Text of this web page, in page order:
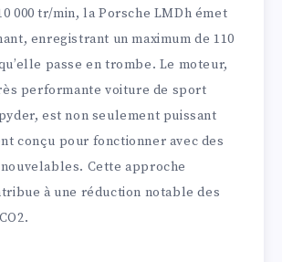
000 tr/min, la Porsche LMDh émet
enregistrant un maximum de 110
passe en trombe. Le moteur,
performante voiture de sport
est non seulement puissant
conçu pour fonctionner avec des
Cette approche
à une réduction notable des